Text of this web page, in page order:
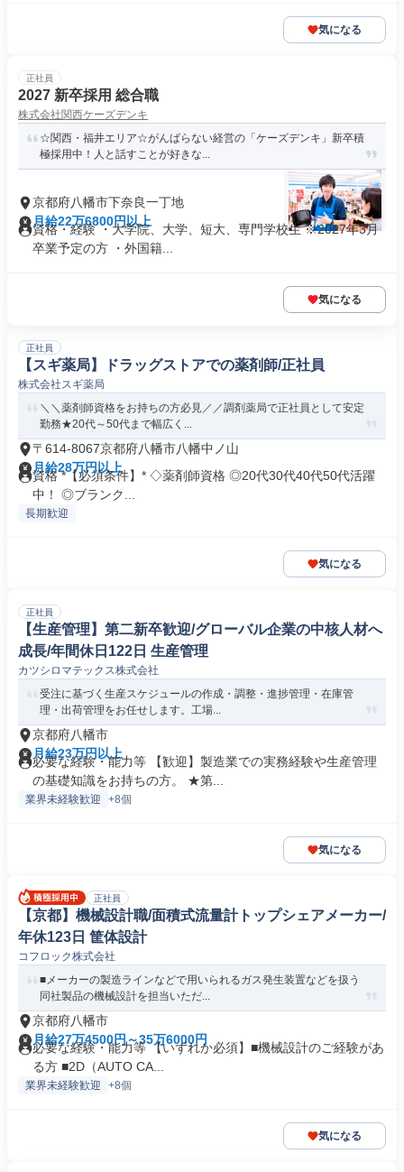
気になる
正社員
2027 新卒採用 総合職
株式会社関西ケーズデンキ
☆関西・福井エリア☆がんばらない経営の「ケーズデンキ」新卒積
極採用中！人と話すことが好きな...
京都府八幡市下奈良一丁地
月給22万6800円以上
資格・経験 ・大学院、大学、短大、専門学校生 ※2027年3月
卒業予定の方 ・外国籍...
気になる
正社員
【スギ薬局】ドラッグストアでの薬剤師/正社員
株式会社スギ薬局
＼＼薬剤師資格をお持ちの方必見／／調剤薬局で正社員として安定
勤務★20代～50代まで幅広く...
〒614-8067京都府八幡市八幡中ノ山
月給28万円以上
資格 *【必須条件】* ◇薬剤師資格 ◎20代30代40代50代活躍
中！ ◎ブランク...
長期歓迎
気になる
正社員
【生産管理】第二新卒歓迎/グローバル企業の中核人材へ
成長/年間休日122日 生産管理
カツシロマテックス株式会社
受注に基づく生産スケジュールの作成・調整・進捗管理・在庫管
理・出荷管理をお任せします。工場...
京都府八幡市
月給23万円以上
必要な経験・能力等 【歓迎】製造業での実務経験や生産管理
の基礎知識をお持ちの方。 ★第...
業界未経験歓迎 +8個
気になる
正社員
【京都】機械設計職/面積式流量計トップシェアメーカー/
年休123日 筐体設計
コフロック株式会社
■メーカーの製造ラインなどで用いられるガス発生装置などを扱う
同社製品の機械設計を担当いただ...
京都府八幡市
月給27万4500円～35万6000円
必要な経験・能力等 【いずれか必須】■機械設計のご経験があ
る方 ■2D（AUTO CA...
業界未経験歓迎 +8個
気になる